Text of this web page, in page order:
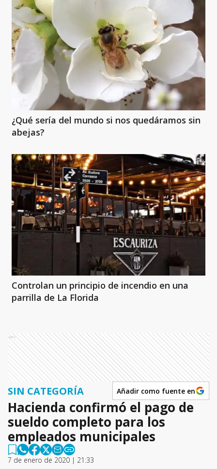
¿Qué sería del mundo si nos quedáramos sin
abejas?
Controlan un principio de incendio en una
parrilla de La Florida
Ads
SIN CATEGORÍA Añadir como fuente en
Hacienda confirmó el pago de
sueldo completo para los
empleados municipales
7 de enero de 2020 | 21:33